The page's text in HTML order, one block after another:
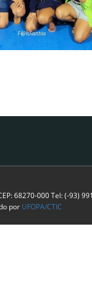
68270-000 Tel: (-93)
por UFOPA/CTIC